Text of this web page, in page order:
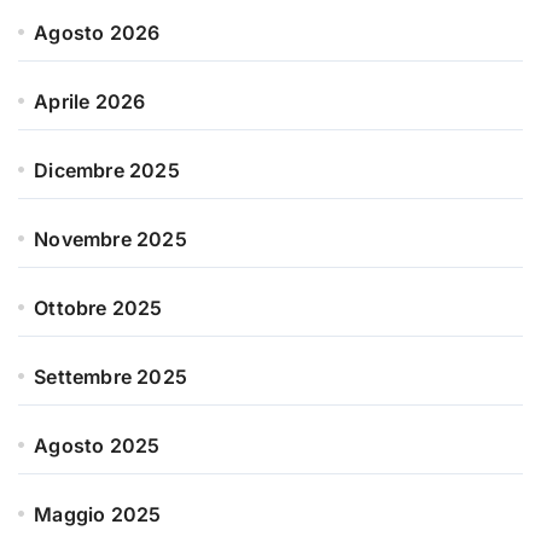
Agosto 2026
Aprile 2026
Dicembre 2025
Novembre 2025
Ottobre 2025
Settembre 2025
Agosto 2025
Maggio 2025